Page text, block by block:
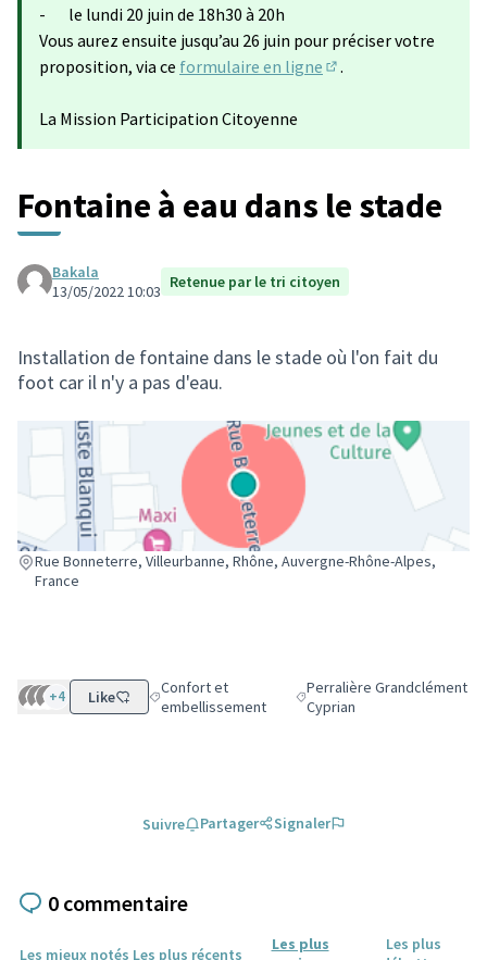
- le lundi 20 juin de 18h30 à 20h
Vous aurez ensuite jusqu’au 26 juin pour préciser votre
proposition, via ce formulaire en ligne
.
La Mission Participation Citoyenne
Fontaine à eau dans le stade
Bakala
13/05/2022 10:03 Retenue par le tri citoyen
Installation de fontaine dans le stade où l'on fait du
foot car il n'y a pas d'eau.
Rue Bonneterre, Villeurbanne, Rhône, Auvergne-Rhône-Alpes,
France
(Lien externe)
+4 Like Filtrer les résultats de la catégorie : Confort et
Confort et
embellissement
Filtrer les résultats pour le
Perralière Grandclément
Cyprian
Suivre Partager Signaler
0 commentaire
Les mieux notés Les plus récents
Les plus
Les plus